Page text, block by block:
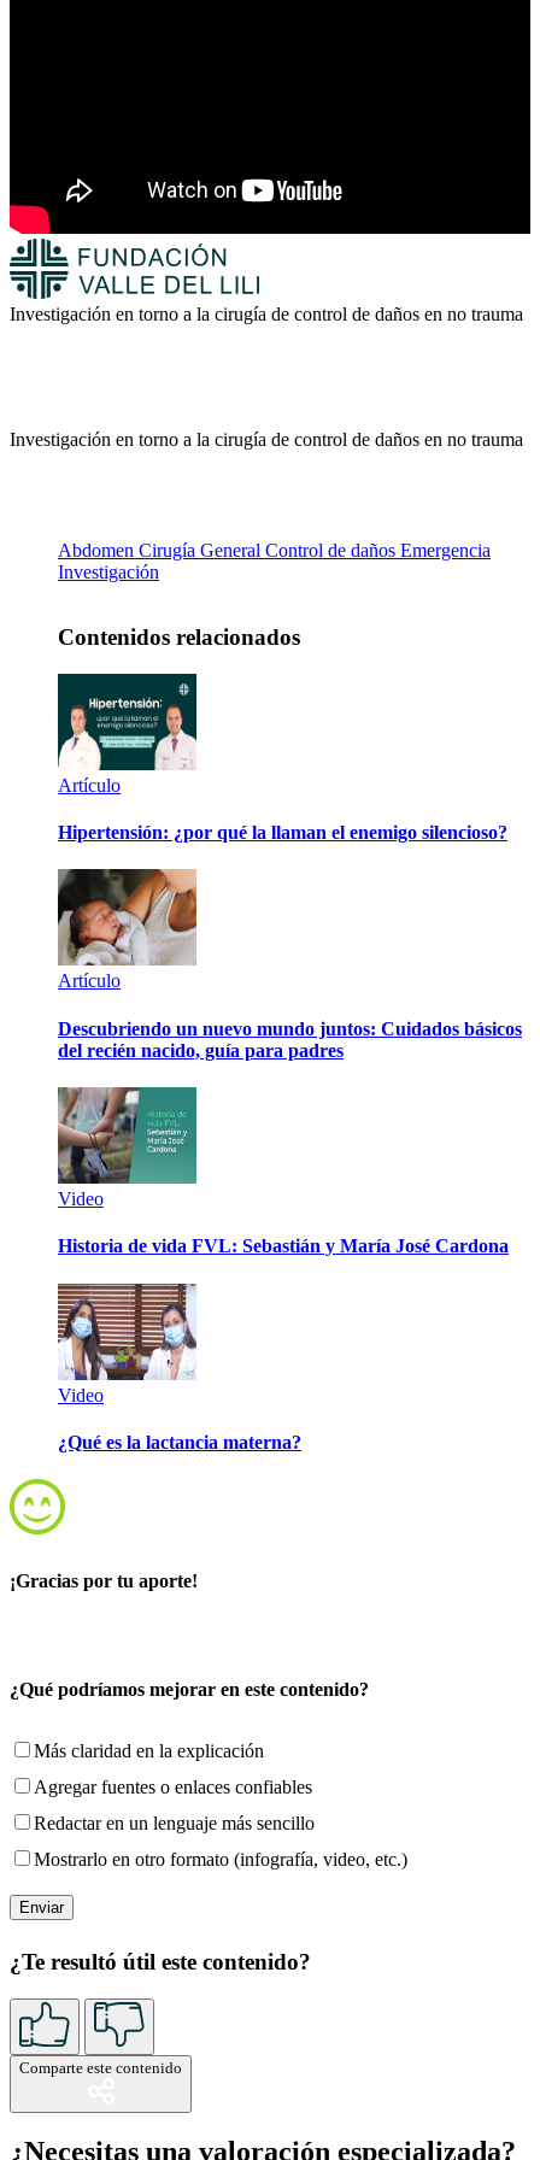
Investigación en torno a la cirugía de control de daños en no trauma
Investigación en torno a la cirugía de control de daños en no trauma
Abdomen Cirugía General Control de daños Emergencia
Investigación
Contenidos relacionados
Artículo
Hipertensión: ¿por qué la llaman el enemigo silencioso?
Artículo
Descubriendo un nuevo mundo juntos: Cuidados básicos
del recién nacido, guía para padres
Video
Historia de vida FVL: Sebastián y María José Cardona
Video
¿Qué es la lactancia materna?
¡Gracias por tu aporte!
¿Qué podríamos mejorar en este contenido?
Más claridad en la explicación
Agregar fuentes o enlaces confiables
Redactar en un lenguaje más sencillo
Mostrarlo en otro formato (infografía, video, etc.)
¿Te resultó útil este contenido?
Comparte este contenido
¿Necesitas una valoración especializada?